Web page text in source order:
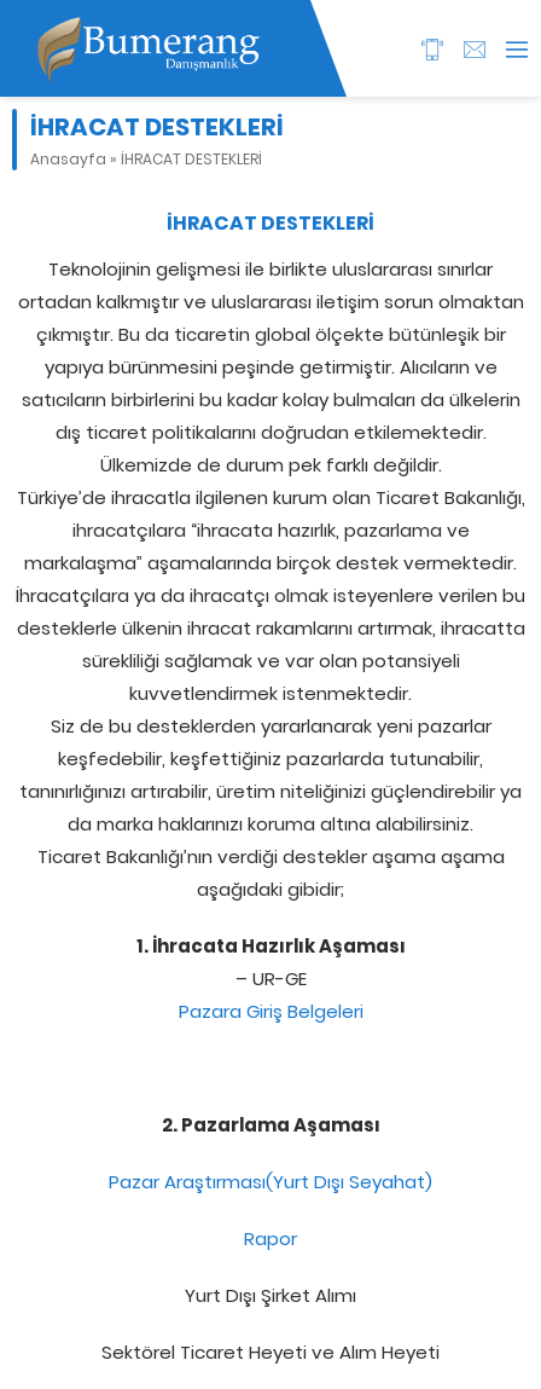
İHRACAT DESTEKLERİ
Anasayfa » İHRACAT DESTEKLERİ
İHRACAT DESTEKLERİ
Teknolojinin gelişmesi ile birlikte uluslararası sınırlar
ortadan kalkmıştır ve uluslararası iletişim sorun olmaktan
çıkmıştır. Bu da ticaretin global ölçekte bütünleşik bir
yapıya bürünmesini peşinde getirmiştir. Alıcıların ve
satıcıların birbirlerini bu kadar kolay bulmaları da ülkelerin
dış ticaret politikalarını doğrudan etkilemektedir.
Ülkemizde de durum pek farklı değildir.
Türkiye’de ihracatla ilgilenen kurum olan Ticaret Bakanlığı,
ihracatçılara “ihracata hazırlık, pazarlama ve
markalaşma” aşamalarında birçok destek vermektedir.
İhracatçılara ya da ihracatçı olmak isteyenlere verilen bu
desteklerle ülkenin ihracat rakamlarını artırmak, ihracatta
sürekliliği sağlamak ve var olan potansiyeli
kuvvetlendirmek istenmektedir.
Siz de bu desteklerden yararlanarak yeni pazarlar
keşfedebilir, keşfettiğiniz pazarlarda tutunabilir,
tanınırlığınızı artırabilir, üretim niteliğinizi güçlendirebilir ya
da marka haklarınızı koruma altına alabilirsiniz.
Ticaret Bakanlığı’nın verdiği destekler aşama aşama
aşağıdaki gibidir;
1. İhracata Hazırlık Aşaması
– UR-GE
Pazara Giriş Belgeleri
2. Pazarlama Aşaması
Pazar Araştırması(Yurt Dışı Seyahat)
Rapor
Yurt Dışı Şirket Alımı
Sektörel Ticaret Heyeti ve Alım Heyeti